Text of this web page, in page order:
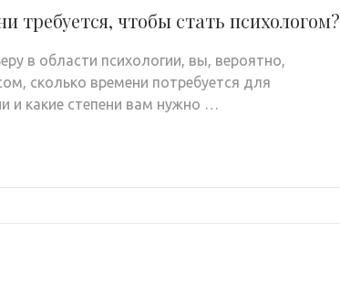
требуется, чтобы стать психологом?
в области психологии, вы, вероятно,
сколько времени потребуется для
и какие степени вам нужно …